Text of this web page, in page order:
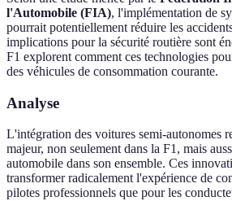
l'Automobile (FIA), l'implémentation de
pourrait potentiellement réduire les
implications pour la sécurité routière sont
F1 explorent comment ces technologies
des véhicules de consommation courante.
Analyse
L'intégration des voitures semi-autonomes
majeur, non seulement dans la F1, mais
automobile dans son ensemble. Ces
transformer radicalement l'expérience de
pilotes professionnels que pour les